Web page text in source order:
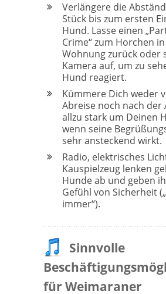
Verlängere die
Stück bis zum ersten
Hund. Lasse einen
Crime“ zum Horchen
Wohnung zurück oder
Kamera auf, um zu
Hund reagiert.
Kümmere Dich weder
Abreise noch nach der
allzu stark um Deinen
wenn seine
sehr ansteckend wirkt.
Radio, elektrisches
Kauspielzeug lenken
Hunde ab und geben
Gefühl von Sicherheit
immer“).
Sinnvolle
für Weimaraner